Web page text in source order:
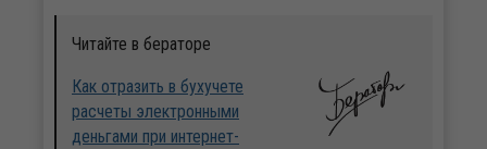
Читайте в бераторе
Как отразить в бухучете
расчеты электронными
деньгами при интернет-